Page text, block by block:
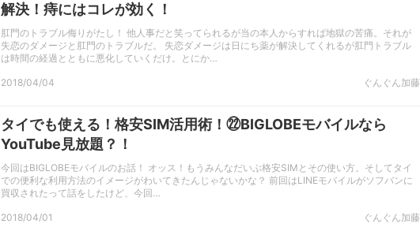
解決！痔にはコレが効く！
肛門のトラブル侮りがたし！ 他人事だと笑ってられるが当の本人からすれば地獄の苦痛。それが
失恋のダメージと肛門のトラブルだ。 失恋ダメージは日にち薬が解決してくれるが肛門トラブル
は時間の経過とともに悪化していくだけ。とにか…
2018/04/04 ぐんぐん加藤
タイでも使える！格安SIM活用術！㉒BIGLOBEモバイルなら
YouTube見放題？！
今回はBIGLOBEモバイルのお話！ オッス！もうみんなだいぶ格安SIMとその使い方。そしてタイ
での便利な利用方法のイメージがわいてきたんじゃないかな？ 前回はLINEモバイルがソフバンに
買収されたって話をしたけど、今回…
2018/04/01 ぐんぐん加藤